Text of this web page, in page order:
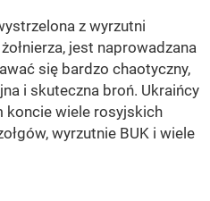
z wyrzutni
jest naprowadzana
się bardzo chaotyczny,
i skuteczna broń. Ukraińcy
koncie wiele rosyjskich
wyrzutnie BUK i wiele